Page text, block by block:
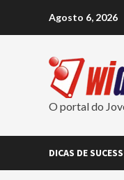
Agosto 6, 2026
O portal do
DICAS DE